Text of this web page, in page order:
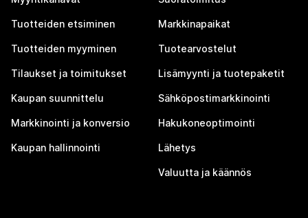
Tuotteiden etsiminen
Tuotteiden myyminen
Tilaukset ja toimitukset
Kaupan suunnittelu
Markkinointi ja konversio
Kaupan hallinnointi
Markkinapaikat
Tuotearvostelut
Lisämyynti ja tuotepaketit
Sähköpostimarkkinointi
Hakukoneoptimointi
Lähetys
Valuutta ja käännös